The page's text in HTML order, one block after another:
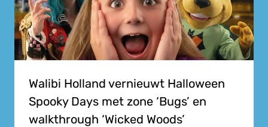
Walibi Holland vernieuwt Halloween
Spooky Days met zone ‘Bugs’ en
walkthrough ‘Wicked Woods’